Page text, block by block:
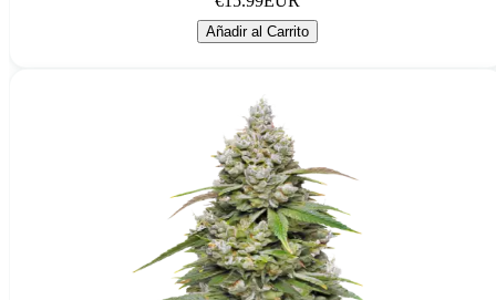
Añadir al Carrito